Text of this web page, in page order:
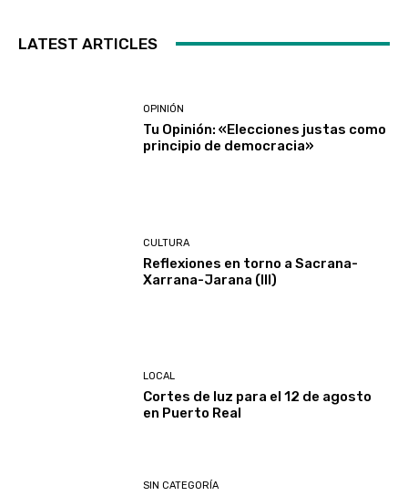
LATEST ARTICLES
OPINIÓN
Tu Opinión: «Elecciones justas como
principio de democracia»
CULTURA
Reflexiones en torno a Sacrana-
Xarrana-Jarana (III)
LOCAL
Cortes de luz para el 12 de agosto
en Puerto Real
SIN CATEGORÍA